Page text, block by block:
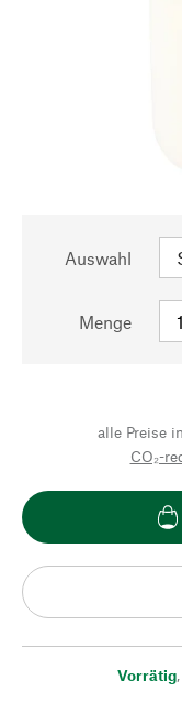
Auswahl
Menge
alle Preise
CO₂-
Vorrätig,